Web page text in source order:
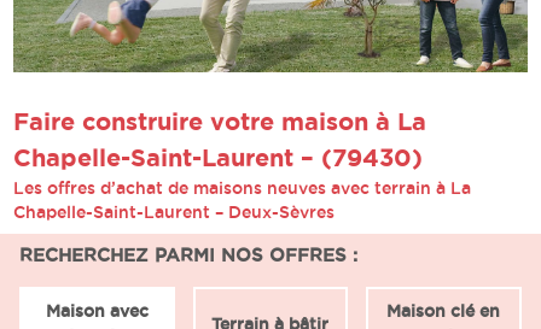
Faire construire votre maison à La
Chapelle-Saint-Laurent – (79430)
Les offres d’achat de maisons neuves avec terrain à La
Chapelle-Saint-Laurent – Deux-Sèvres
RECHERCHEZ PARMI NOS OFFRES :
Maison avec
Terrain à bâtir
Maison clé en